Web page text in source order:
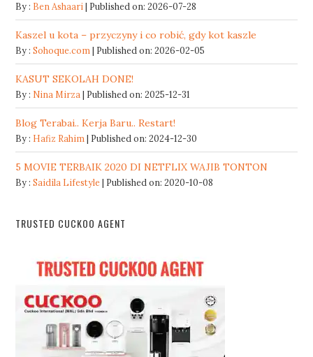
By : Ben Ashaari Published on: 2026-07-28
Kaszel u kota – przyczyny i co robić, gdy kot kaszle
By :Sohoque.com Published on: 2026-02-05
KASUT SEKOLAH DONE!
By : Nina Mirza Published on: 2025-12-31
Blog Terabai.. Kerja Baru.. Restart!
By : Hafiz Rahim Published on: 2024-12-30
5 MOVIE TERBAIK 2020 DI NETFLIX WAJIB TONTON
By :Saidila Lifestyle Published on: 2020-10-08
TRUSTED CUCKOO AGENT